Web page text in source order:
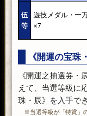
伍
等
遊技メダル・一
×7
《開運の宝珠
《開運之抽選券・
えて、当選等級に
珠・辰》を入手で
※当選等級が「特賞」